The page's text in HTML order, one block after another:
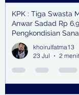
KPK : Tiga Swasta
Anwar Sadad Rp
Pengkondisian
khoirulfatma13
23 Jul
2